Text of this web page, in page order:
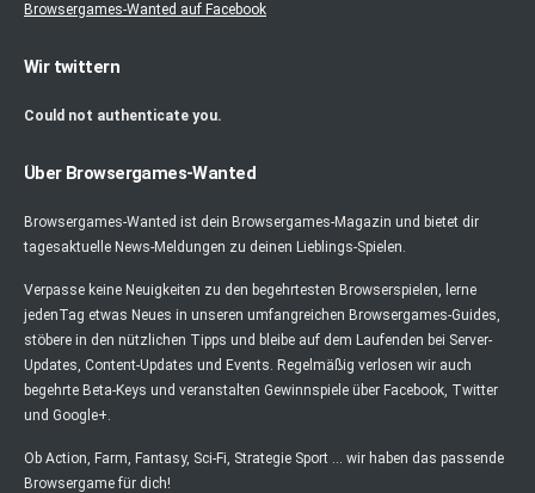
Browsergames-Wanted auf Facebook
Wir twittern
Could not authenticate you.
Über Browsergames-Wanted
Browsergames-Wanted ist dein Browsergames-Magazin und bietet dir
tagesaktuelle News-Meldungen zu deinen Lieblings-Spielen.
Verpasse keine Neuigkeiten zu den begehrtesten Browserspielen, lerne
jedenTag etwas Neues in unseren umfangreichen Browsergames-Guides,
stöbere in den nützlichen Tipps und bleibe auf dem Laufenden bei Server-
Updates, Content-Updates und Events. Regelmäßig verlosen wir auch
begehrte Beta-Keys und veranstalten Gewinnspiele über Facebook, Twitter
und Google+.
Ob Action, Farm, Fantasy, Sci-Fi, Strategie Sport ... wir haben das passende
Browsergame für dich!